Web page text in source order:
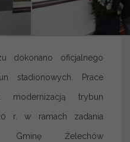
dokonano oficjalnego
stadionowych. Prace
modernizacją trybun
r. w ramach zadania
Gminę Żelechów